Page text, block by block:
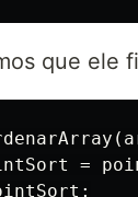
que ele
=